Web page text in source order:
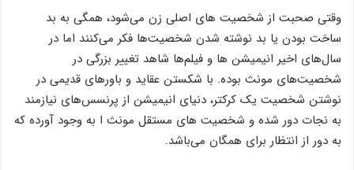
وقتی صحبت از شخصیت های اصلی زن می‌شود، همگی به بد
ساخت بودن یا بد نوشته شدن شخصیت‌ها فکر می‌کنند اما در
سال‌های اخیر انیمیشن ها و فیلم‌ها شاهد تغییر بزرگی در
شخصیت‌های مونث بوده. با شکستن عقاید و باورهای قدیمی در
نوشتن شخصیت یک کرکتر، دنیای انیمیشن از پرنسس‌های نیازمند
به نجات دور شده و شخصیت های مستقل مونث ا به وجود آورده که
به دور از انتظار برای همگان می‌باشد.